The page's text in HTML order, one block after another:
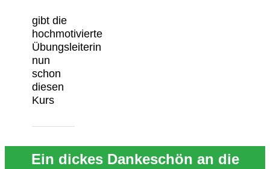
gibt die
hochmotivierte
Übungsleiterin
nun
schon
diesen
Kurs
Ein dickes Dankeschön an die